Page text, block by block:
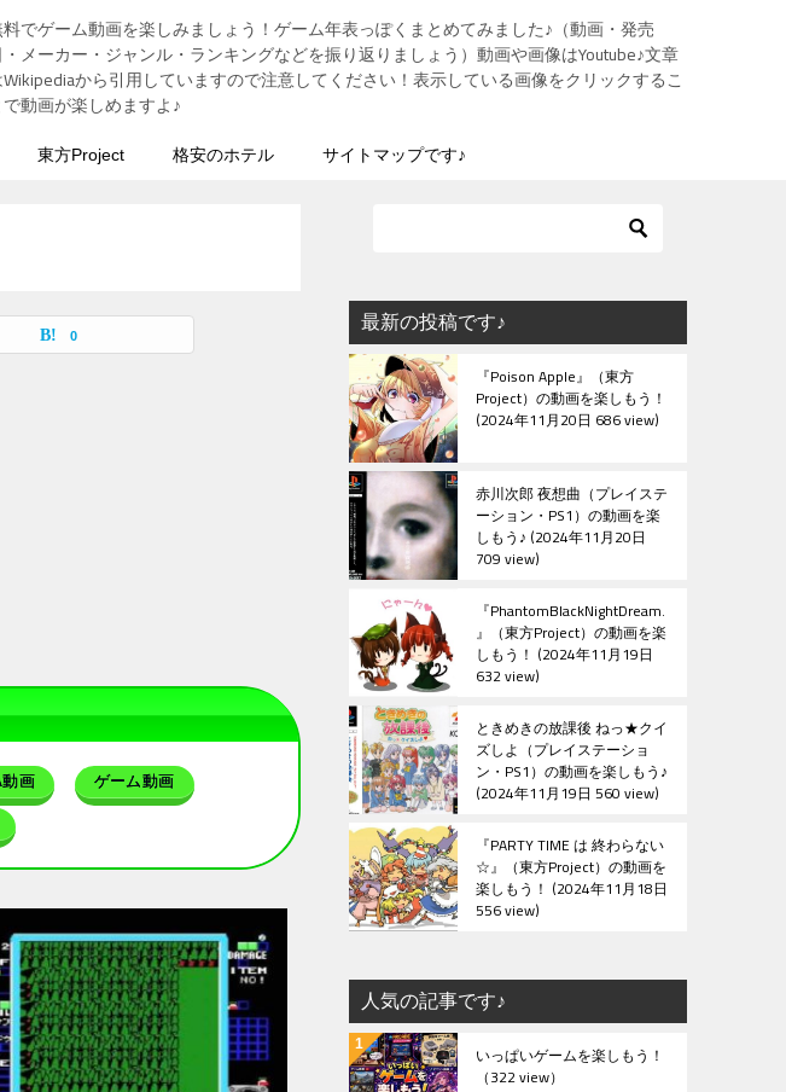
でゲーム動画を楽しみましょう！ゲーム年表っぽくまとめてみました♪（動画・発売
・メーカー・ジャンル・ランキングなどを振り返りましょう）動画や画像はYoutube♪文章
から引用していますので注意してください！表示している画像をクリックするこ
で動画が楽しめますよ♪
東方Project 格安のホテル サイトマップです♪
0
画 ゲーム動画
最新の投稿です♪
『Poison Apple』（東方
Project）の動画を楽しもう！
2024年11月20日 686 view
赤川次郎 夜想曲（プレイステ
ーション・PS1）の動画を楽
しもう♪ 2024年11月20日
709 view
『PhantomBlackNightDream.
』（東方Project）の動画を楽
しもう！ 2024年11月19日
632 view
ときめきの放課後 ねっ★クイ
ズしよ（プレイステーショ
ン・PS1）の動画を楽しもう♪
2024年11月19日 560 view
『PARTY TIME は 終わらない
☆』（東方Project）の動画を
楽しもう！ 2024年11月18日
556 view
人気の記事です♪
いっぱいゲームを楽しもう！
（322 view）